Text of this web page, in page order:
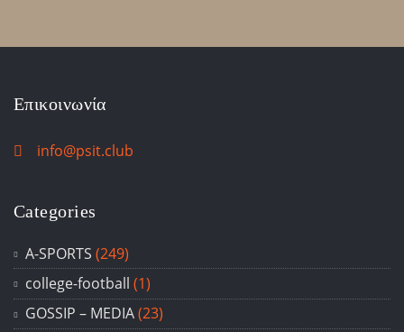
Επικοινωνία
info@psit.club
Categories
A-SPORTS (249)
college-football (1)
GOSSIP – ΜΕDIA(23)